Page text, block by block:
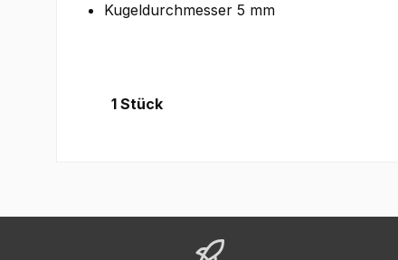
Kugeldurchmesser 5 mm
1 Stück